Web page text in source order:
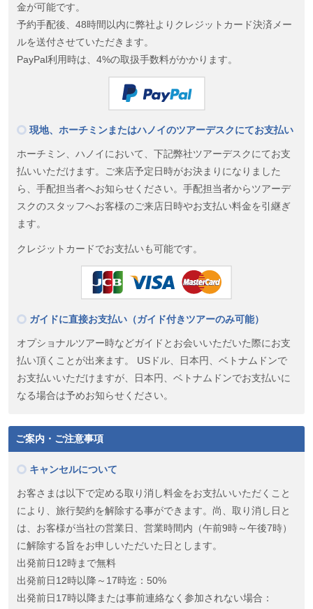
金が可能です。
予約手配後、48時間以内に弊社よりクレジットカード決済メー
ルを送付させていただきます。
PayPal利用時は、4%の取扱手数料がかかります。
現地、ホーチミンまたはハノイのツアーデスクにてお支払い
ホーチミン、ハノイにおいて、下記弊社ツアーデスクにてお支
払いいただけます。ご来店予定日時がお決まりになりました
ら、手配担当者へお知らせください。手配担当者からツアーデ
スクのスタッフへお客様のご来店日時やお支払い料金を引継ぎ
ます。
クレジットカードでお支払いも可能です。
ガイドに直接お支払い（ガイド付きツアーのみ可能）
オプショナルツアー時などガイドとお会いいただいた際にお支
払い頂くことが出来ます。 USドル、日本円、ベトナムドンで
お支払いいただけますが、日本円、ベトナムドンでお支払いに
なる場合は予めお知らせください。
ご案内・ご注意事項
キャンセルについて
お客さまは以下で定める取り消し料金をお支払いいただくこと
により、旅行契約を解除する事ができます。尚、取り消し日と
は、お客様が当社の営業日、営業時間内（午前9時～午後7時）
に解除する旨をお申しいただいた日とします。
出発前日12時まで無料
出発前日12時以降～17時迄：50%
出発前日17時以降または事前連絡なく参加されない場合：